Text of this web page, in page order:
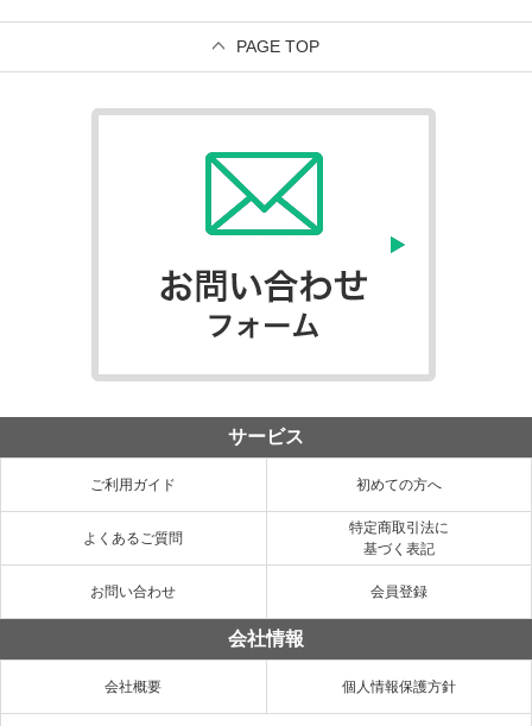
PAGE TOP
サービス
ご利用ガイド 初めての方へ
よくあるご質問
特定商取引法に
基づく表記
お問い合わせ 会員登録
会社情報
会社概要 個人情報保護方針